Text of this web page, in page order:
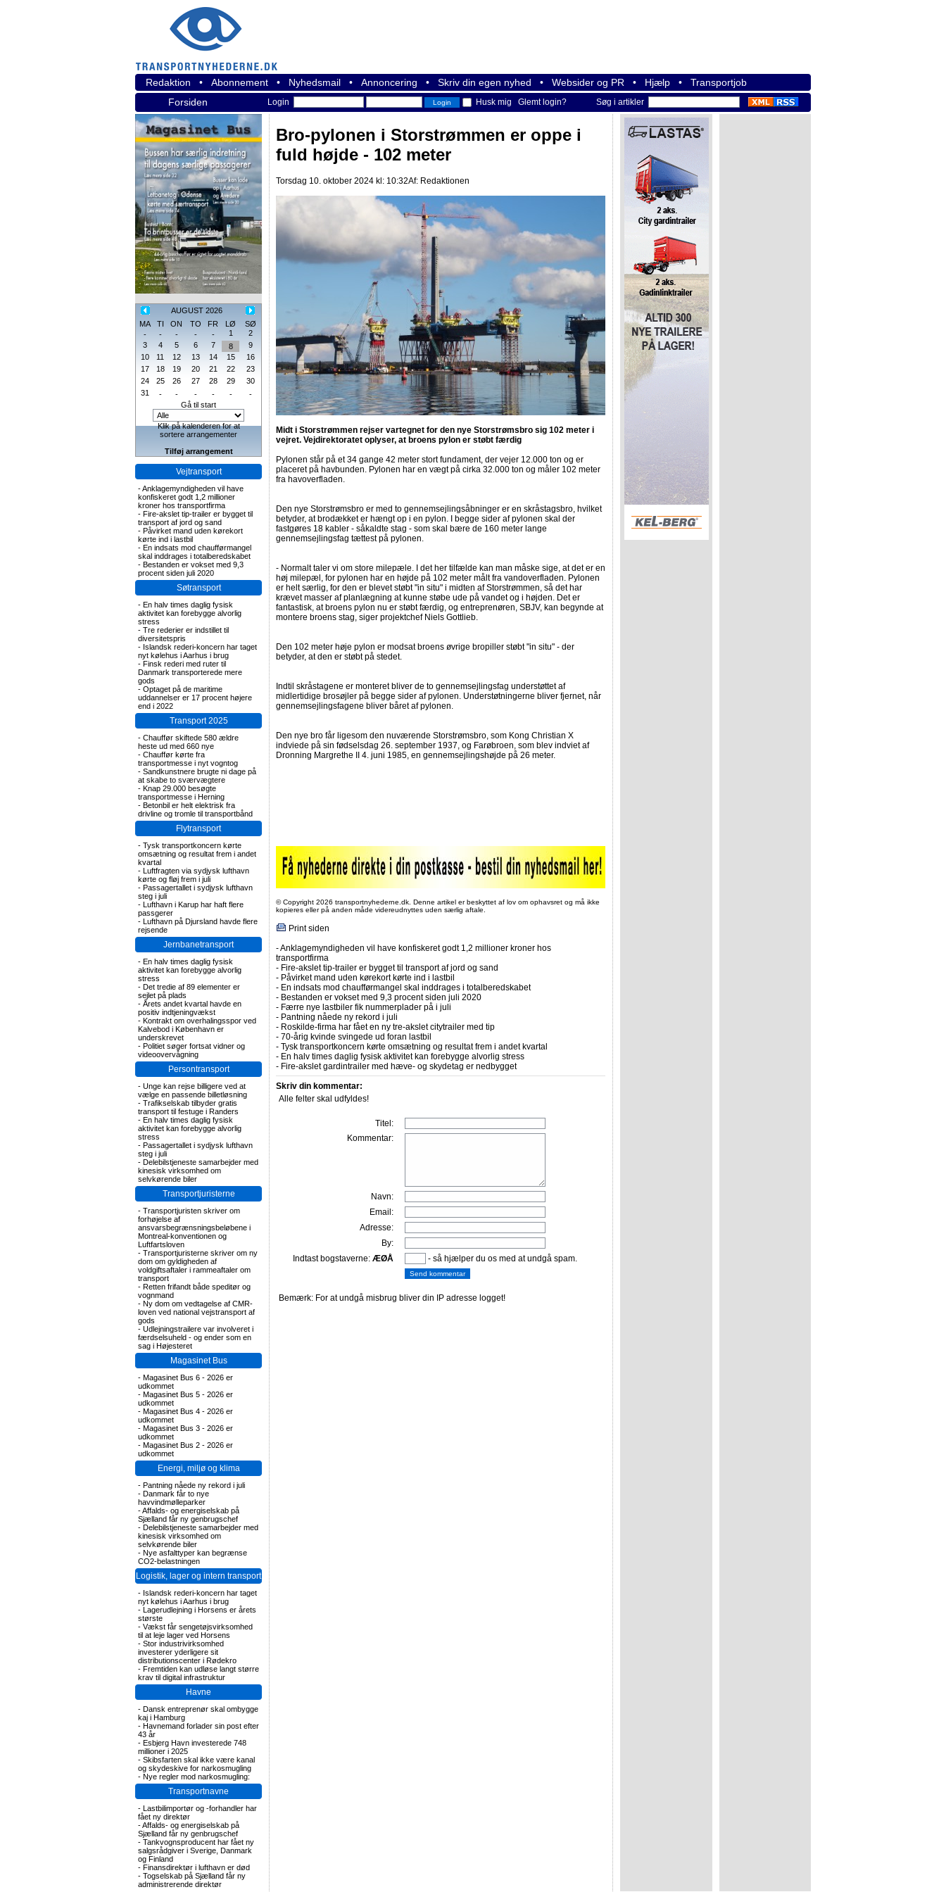
Redaktion • Abonnement • Nyhedsmail • Annoncering • Skriv din egen nyhed • Websider og PR • Hjælp • Transportjob
Forsiden
Login Husk mig Glemt login? Søg i artikler
AUGUST 2026
MA
TI ON TO FR LØ
SØ
-
- - - - 1
2
3
4 5 6 7 8
9
10
11 12 13 14 15
16
17
18 19 20 21 22
23
24
25 26 27 28 29
30
31
- - - - -
-
Gå til start
Klik på kalenderen for at
sortere arrangementer
Tilføj arrangement
Vejtransport
-Anklagemyndigheden vil have
konfiskeret godt 1,2 millioner
kroner hos transportfirma
- Fire-akslet tip-trailer er bygget til
transport af jord og sand
- Påvirket mand uden kørekort
kørte ind i lastbil
- En indsats mod chaufførmangel
skal inddrages i totalberedskabet
- Bestanden er vokset med 9,3
procent siden juli 2020
Søtransport
- En halv times daglig fysisk
aktivitet kan forebygge alvorlig
stress
- Tre rederier er indstillet til
diversitetspris
- Islandsk rederi-koncern har taget
nyt kølehus i Aarhus i brug
- Finsk rederi med ruter til
Danmark transporterede mere
gods
- Optaget på de maritime
uddannelser er 17 procent højere
end i 2022
Transport 2025
- Chauffør skiftede 580 ældre
heste ud med 660 nye
- Chauffør kørte fra
transportmesse i nyt vogntog
- Sandkunstnere brugte ni dage på
at skabe to sværvægtere
- Knap 29.000 besøgte
transportmesse i Herning
- Betonbil er helt elektrisk fra
drivline og tromle til transportbånd
Flytransport
- Tysk transportkoncern kørte
omsætning og resultat frem i andet
kvartal
- Luftfragten via sydjysk lufthavn
kørte og fløj frem i juli
- Passagertallet i sydjysk lufthavn
steg i juli
- Lufthavn i Karup har haft flere
passgerer
- Lufthavn på Djursland havde flere
rejsende
Jernbanetransport
- En halv times daglig fysisk
aktivitet kan forebygge alvorlig
stress
- Det tredie af 89 elementer er
sejlet på plads
- Årets andet kvartal havde en
positiv indtjeningvækst
- Kontrakt om overhalingsspor ved
Kalvebod i København er
underskrevet
- Politiet søger fortsat vidner og
videoovervågning
Persontransport
- Unge kan rejse billigere ved at
vælge en passende billetløsning
- Trafikselskab tilbyder gratis
transport til festuge i Randers
- En halv times daglig fysisk
aktivitet kan forebygge alvorlig
stress
- Passagertallet i sydjysk lufthavn
steg i juli
- Delebilstjeneste samarbejder med
kinesisk virksomhed om
selvkørende biler
Transportjuristerne
- Transportjuristen skriver om
forhøjelse af
ansvarsbegrænsningsbeløbene i
Montreal-konventionen og
Luftfartsloven
- Transportjuristerne skriver om ny
dom om gyldigheden af
voldgiftsaftaler i rammeaftaler om
transport
- Retten frifandt både speditør og
vognmand
- Ny dom om vedtagelse af CMR-
loven ved national vejstransport af
gods
- Udlejningstrailere var involveret i
færdselsuheld - og ender som en
sag i Højesteret
Magasinet Bus
- Magasinet Bus 6 - 2026 er
udkommet
- Magasinet Bus 5 - 2026 er
udkommet
- Magasinet Bus 4 - 2026 er
udkommet
- Magasinet Bus 3 - 2026 er
udkommet
- Magasinet Bus 2 - 2026 er
udkommet
Energi, miljø og klima
- Pantning nåede ny rekord i juli
- Danmark får to nye
havvindmølleparker
-Affalds- og energiselskab på
Sjælland får ny genbrugschef
- Delebilstjeneste samarbejder med
kinesisk virksomhed om
selvkørende biler
- Nye asfalttyper kan begrænse
CO2-belastningen
Logistik, lager og intern transport
- Islandsk rederi-koncern har taget
nyt kølehus i Aarhus i brug
- Lagerudlejning i Horsens er årets
største
- Vækst får sengetøjsvirksomhed
til at leje lager ved Horsens
- Stor industrivirksomhed
investerer yderligere sit
distributionscenter i Rødekro
- Fremtiden kan udløse langt større
krav til digital infrastruktur
Havne
- Dansk entreprenør skal ombygge
kaj i Hamburg
- Havnemand forlader sin post efter
43 år
- Esbjerg Havn investerede 748
millioner i 2025
- Skibsfarten skal ikke være kanal
og skydeskive for narkosmugling
- Nye regler mod narkosmugling:
Transportnavne
- Lastbilimportør og -forhandler har
fået ny direktør
-Affalds- og energiselskab på
Sjælland får ny genbrugschef
- Tankvognsproducent har fået ny
salgsrådgiver i Sverige, Danmark
og Finland
- Finansdirektør i lufthavn er død
- Togselskab på Sjælland får ny
administrerende direktør
Bro-pylonen i Storstrømmen er oppe i
fuld højde - 102 meter
Torsdag 10. oktober 2024 kl: 10:32Af: Redaktionen
Midt i Storstrømmen rejser vartegnet for den nye Storstrømsbro sig 102 meter i
vejret. Vejdirektoratet oplyser, at broens pylon er støbt færdig
Pylonen står på et 34 gange 42 meter stort fundament, der vejer 12.000 ton og er
placeret på havbunden. Pylonen har en vægt på cirka 32.000 ton og måler 102 meter
fra havoverfladen.
Den nye Storstrømsbro er med to gennemsejlingsåbninger er en skråstagsbro, hvilket
betyder, at brodækket er hængt op i en pylon. I begge sider af pylonen skal der
fastgøres 18 kabler - såkaldte stag - som skal bære de 160 meter lange
gennemsejlingsfag tættest på pylonen.
- Normalt taler vi om store milepæle. I det her tilfælde kan man måske sige, at det er en
høj milepæl, for pylonen har en højde på 102 meter målt fra vandoverfladen. Pylonen
er helt særlig, for den er blevet støbt "in situ" i midten af Storstrømmen, så det har
krævet masser af planlægning at kunne støbe ude på vandet og i højden. Det er
fantastisk, at broens pylon nu er støbt færdig, og entreprenøren, SBJV, kan begynde at
montere broens stag, siger projektchef Niels Gottlieb.
Den 102 meter høje pylon er modsat broens øvrige bropiller støbt "in situ" - der
betyder, at den er støbt på stedet.
Indtil skråstagene er monteret bliver de to gennemsejlingsfag understøttet af
midlertidige brosøjler på begge sider af pylonen. Understøtningerne bliver fjernet, når
gennemsejlingsfagene bliver båret af pylonen.
Den nye bro får ligesom den nuværende Storstrømsbro, som Kong Christian X
indviede på sin fødselsdag 26. september 1937, og Farøbroen, som blev indviet af
Dronning Margrethe II 4. juni 1985, en gennemsejlingshøjde på 26 meter.
© Copyright 2026 transportnyhederne.dk. Denne artikel er beskyttet af lov om ophavsret og må ikke
kopieres eller på anden måde videreudnyttes uden særlig aftale.
Print siden
-Anklagemyndigheden vil have konfiskeret godt 1,2 millioner kroner hos
transportfirma
- Fire-akslet tip-trailer er bygget til transport af jord og sand
- Påvirket mand uden kørekort kørte ind i lastbil
- En indsats mod chaufførmangel skal inddrages i totalberedskabet
- Bestanden er vokset med 9,3 procent siden juli 2020
- Færre nye lastbiler fik nummerplader på i juli
- Pantning nåede ny rekord i juli
- Roskilde-firma har fået en ny tre-akslet citytrailer med tip
- 70-årig kvinde svingede ud foran lastbil
- Tysk transportkoncern kørte omsætning og resultat frem i andet kvartal
- En halv times daglig fysisk aktivitet kan forebygge alvorlig stress
- Fire-akslet gardintrailer med hæve- og skydetag er nedbygget
Skriv din kommentar:
Alle felter skal udfyldes!
Titel:
Kommentar:
Navn:
Email:
Adresse:
By:
Indtast bogstaverne: ÆØÅ - så hjælper du os med at undgå spam.
Bemærk: For at undgå misbrug bliver din IP adresse logget!